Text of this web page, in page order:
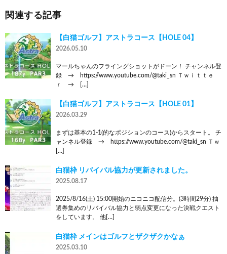
関連する記事
【白猫ゴルフ】アストラコース【HOLE 04】
2026.05.10
マールちゃんのフライングショットがドーン！ チャンネル登
録 → https://www.youtube.com/@taki_sn Ｔｗｉｔｔｅ
ｒ → […]
【白猫ゴルフ】アストラコース【HOLE 01】
2026.03.29
まずは基本の1-1(的なポジションのコース)からスタート。 チ
ャンネル登録 → https://www.youtube.com/@taki_sn Ｔｗ
[…]
白猫枠 リバイバル協力が更新されました。
2025.08.17
2025/8/16(土) 15:00開始のニコニコ配信分。(3時間29分) 抽
選券集めのリバイバル協力と弱点変更になった決戦クエスト
をしています。 他[…]
白猫枠 メインはゴルフとザクザクかなぁ
2025.03.10